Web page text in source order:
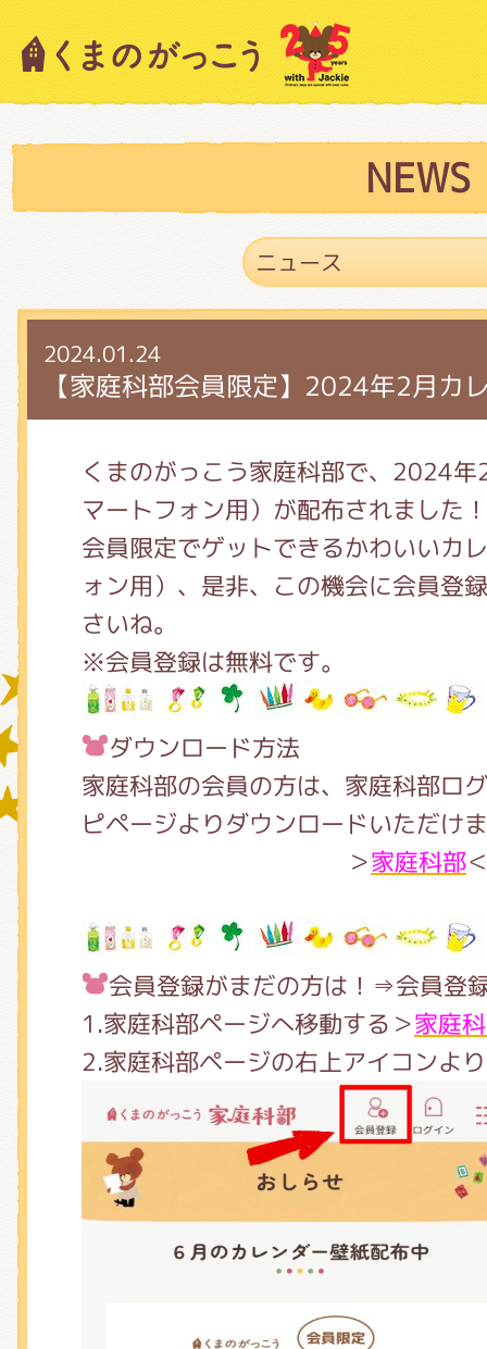
NEWS
2024.01.24
【家庭科部会員限定】2024年2月カ
くまのがっこう家庭科部で、2024
マートフォン用）が配布されました！
会員限定でゲットできるかわいいカ
ォン用）、是非、この機会に会員登
さいね。
※会員登録は無料です。
ダウンロード方法
家庭科部の会員の方は、家庭科部ロ
ピページよりダウンロードいただけ
＞家庭科部
会員登録がまだの方は！⇒会員登
1.家庭科部ページへ移動する＞家庭
2.家庭科部ページの右上アイコンよ
キャラクター紹介
スタッフブログ
絵本・作家紹介
ショップインフォメーション
グッズインフォメーション
ミュージカル・コンサート
おたのしみコンテンツ(クイズ・
くまのがっこう しょくいんしつ
くまのがっこう 家庭科部